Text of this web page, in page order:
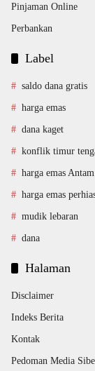
Pinjaman Online
Perbankan
Label
saldo dana gratis
harga emas
dana kaget
konflik timur
harga emas Antam
harga emas
mudik lebaran
dana
Halaman
Disclaimer
Indeks Berita
Kontak
Pedoman Media